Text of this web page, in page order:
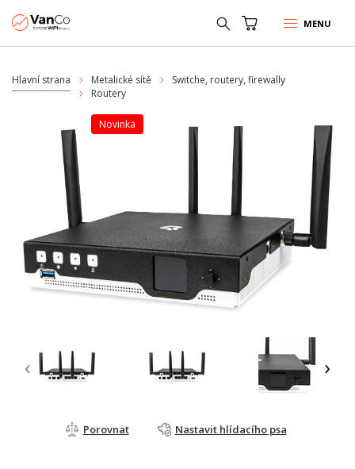
MENU
Hlavní strana Metalické sítě
Switche, routery, firewally
Routery
Novinka
‹ ›
Porovnat Nastavit hlídacího psa